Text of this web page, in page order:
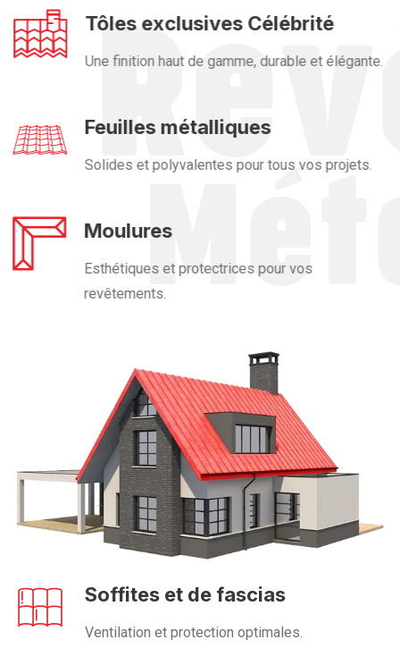
Tôles exclusives Célébrité
Une finition haut de gamme, durable et élégante.
Feuilles métalliques
Solides et polyvalentes pour tous vos projets.
Moulures
Esthétiques et protectrices pour vos
revêtements.
Soffites et de fascias
Ventilation et protection optimales.